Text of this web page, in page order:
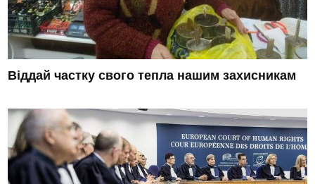
Віддай частку свого тепла нашим захисникам